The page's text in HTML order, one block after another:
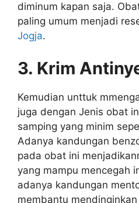
diminum kapan saja.
paling umum menjadi
Jogja.
3. Krim
Kemudian unttuk
juga dengan Jenis obat
samping yang minim
Adanya kandungan
pada obat ini
yang mampu mencegah
adanya kandungan
membantu